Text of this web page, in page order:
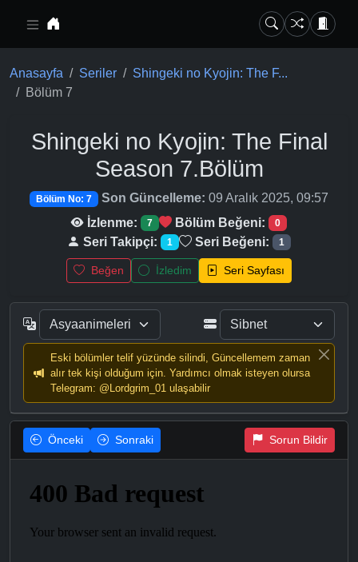
Anasayfa Seriler
Shingeki no Kyojin: The F...
Bölüm 7
Shingeki no Kyojin: The Final
Season 7.Bölüm
Bölüm No: 7 Son Güncelleme: 09 Aralık 2025, 09:57
İzlenme:
7 Bölüm Beğeni: 0
Seri Takipçi: 1 Seri Beğeni: 1
Beğen İzledim Seri Sayfası
Eski bölümler telif yüzünde silindi, Güncellemem zaman
alır tek kişi olduğum için. Yardımcı olmak isteyen olursa
Telegram: @Lordgrim_01 ulaşabilir
Önceki Sonraki Sorun Bildir